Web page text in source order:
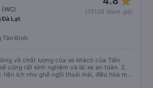
(15128 đánh giá)
Đà Lạt
Tân Bình
cũng rất kinh nghiệm và lái xe an toàn. 2.
ích như ghế ngồi thoải mái, điều hòa mát
3. Thời gian và độ chính